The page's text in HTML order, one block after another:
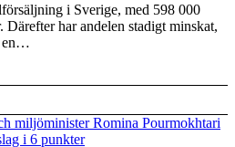
i Sverige, med 598 000
har andelen stadigt minskat,
en…